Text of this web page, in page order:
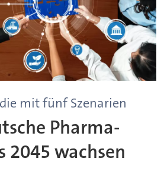
mit fünf Szenarien
Pharma-
2045 wachsen